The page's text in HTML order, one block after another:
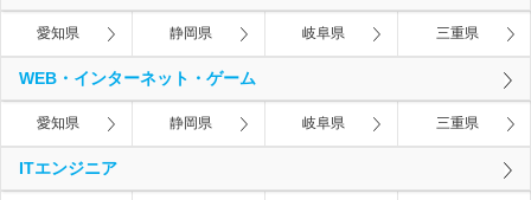
愛知県 静岡県 岐阜県 三重県
WEB・インターネット・ゲーム
愛知県 静岡県 岐阜県 三重県
ITエンジニア